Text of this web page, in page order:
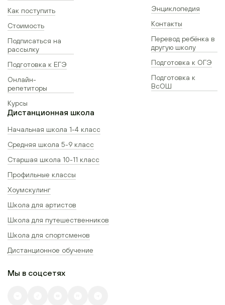
Как поступить
Стоимость
Подписаться на
рассылку
Подготовка к ЕГЭ
Онлайн-
репетиторы
Курсы
Энциклопедия
Контакты
Перевод ребёнка в
другую школу
Подготовка к ОГЭ
Подготовка к
ВсОШ
Дистанционная школа
Начальная школа 1-4 класс
Средняя школа 5-9 класс
Старшая школа 10-11 класс
Профильные классы
Хоумскулинг
Школа для артистов
Школа для путешественников
Школа для спортсменов
Дистанционное обучение
Мы в соцсетях